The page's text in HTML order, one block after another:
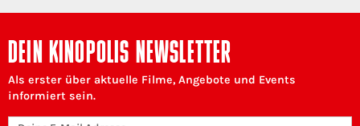
DEIN KINOPOLIS NEWSLETTER
Als erster über aktuelle Filme, Angebote und Events
informiert sein.